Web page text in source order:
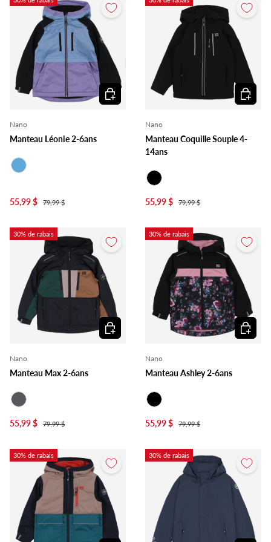
Nano
Manteau Léonie 2-6ans
55,99 $ 79,99 $
Choisir les options
Nano
Manteau Coquille Souple 4-
14ans
55,99 $
79,99 $
Choisir
30% de rabais
Nano
Manteau Max 2-6ans
55,99 $
79,99 $
Choisir les options
30% de rabais
Nano
Manteau Ashley 2-6ans
55,99 $
79,99 $
Choisir
30% de rabais 30% de rabais